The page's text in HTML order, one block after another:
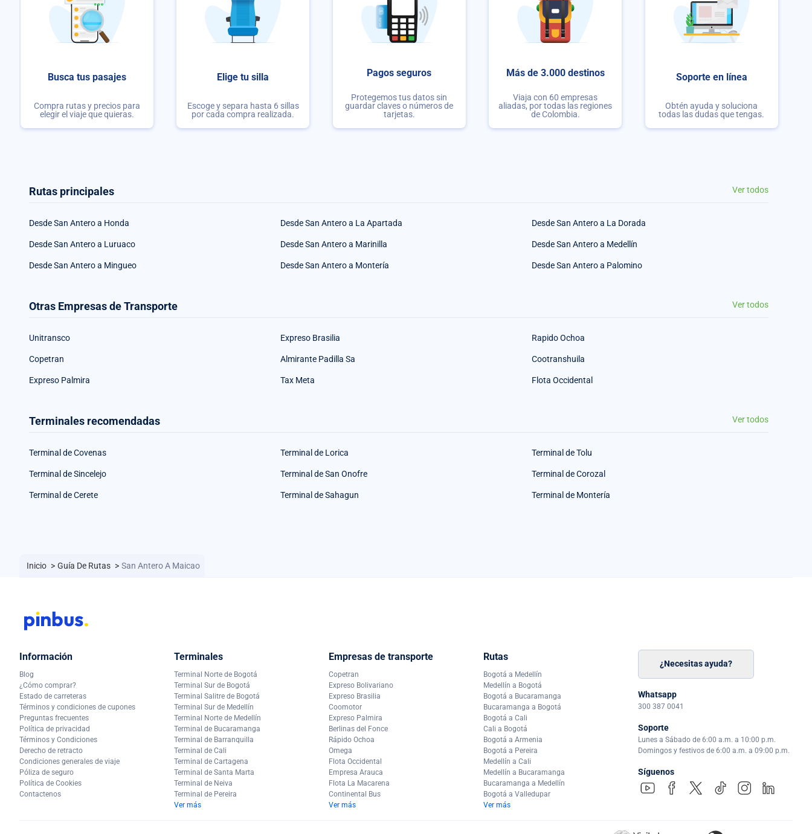
Busca tus pasajes
Compra rutas y precios para
elegir el viaje que quieras.
Elige tu silla
Escoge y separa hasta 6 sillas
por cada compra realizada.
Pagos seguros
Protegemos tus datos sin
guardar claves o números de
tarjetas.
Más de 3.000 destinos
Viaja con 60 empresas
aliadas, por todas las regiones
de Colombia.
Soporte en línea
Obtén ayuda y soluciona
todas las dudas que tengas.
Rutas principales Ver todos
Desde San Antero a Honda Desde San Antero a La Apartada Desde San Antero a La Dorada
Desde San Antero a Luruaco Desde San Antero a Marinilla Desde San Antero a Medellín
Desde San Antero a Mingueo Desde San Antero a Montería Desde San Antero a Palomino
Otras Empresas de Transporte Ver todos
Unitransco Expreso Brasilia Rapido Ochoa
Copetran Almirante Padilla Sa Cootranshuila
Expreso Palmira Tax Meta Flota Occidental
Terminales recomendadas Ver todos
Terminal de Covenas Terminal de Lorica Terminal de Tolu
Terminal de Sincelejo Terminal de San Onofre Terminal de Corozal
Terminal de Cerete Terminal de Sahagun Terminal de Montería
Inicio > Guía De Rutas > San Antero A Maicao
Información
Blog
¿Cómo comprar?
Estado de carreteras
Términos y condiciones de cupones
Preguntas frecuentes
Política de privacidad
Términos y Condiciones
Derecho de retracto
Condiciones generales de viaje
Póliza de seguro
Política de Cookies
Contactenos
Terminales
Terminal Norte de Bogotá
Terminal Sur de Bogotá
Terminal Salitre de Bogotá
Terminal Sur de Medellín
Terminal Norte de Medellín
Terminal de Bucaramanga
Terminal de Barranquilla
Terminal de Cali
Terminal de Cartagena
Terminal de Santa Marta
Terminal de Neiva
Terminal de Pereira
Ver más
Empresas de transporte
Copetran
Expreso Bolivariano
Expreso Brasilia
Coomotor
Expreso Palmira
Berlinas del Fonce
Rápido Ochoa
Omega
Flota Occidental
Empresa Arauca
Flota La Macarena
Continental Bus
Ver más
Rutas
Bogotá a Medellín
Medellín a Bogotá
Bogotá a Bucaramanga
Bucaramanga a Bogotá
Bogotá a Cali
Cali a Bogotá
Bogotá a Armenia
Bogotá a Pereira
Medellín a Cali
Medellín a Bucaramanga
Bucaramanga a Medellín
Bogotá a Valledupar
Ver más
¿Necesitas ayuda?
Whatsapp
300 387 0041
Soporte
Lunes a Sábado de 6:00 a.m. a 10:00 p.m.
Domingos y festivos de 6:00 a.m. a 09:00 p.m.
Síguenos